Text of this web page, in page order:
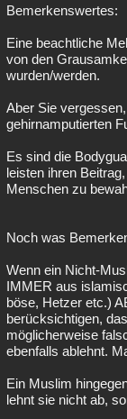
Bemerkenswertes:
Eine beachtliche
von den
wurden/werden.
Aber Sie
gehirnamputierten
Es sind die
leisten ihren
Menschen zu
Noch was
Wenn ein Nicht-
IMMER aus
böse, Hetzer etc.)
berücksichtigen,
möglicherweise
ebenfalls ablehnt.
Ein Muslim
lehnt sie nicht ab,